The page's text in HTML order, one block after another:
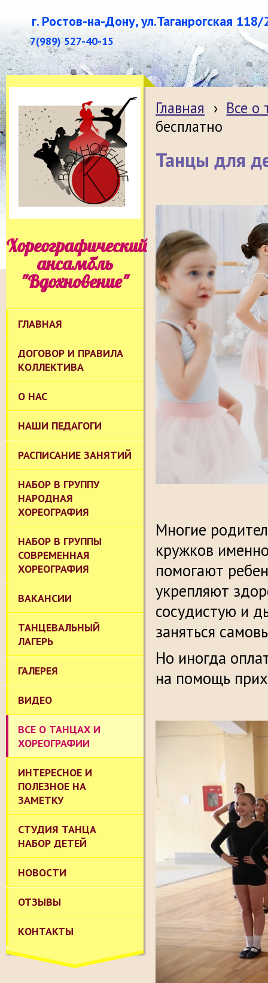
г. Ростов-на-Дону, ул.Таганрогская 118/
7(989) 527-40-15
Хореографический
ансамбль
"Вдохновение"
ГЛАВНАЯ
ДОГОВОР И ПРАВИЛА
КОЛЛЕКТИВА
О НАС
НАШИ ПЕДАГОГИ
РАСПИСАНИЕ ЗАНЯТИЙ
НАБОР В ГРУППУ
НАРОДНАЯ
ХОРЕОГРАФИЯ
НАБОР В ГРУППЫ
СОВРЕМЕННАЯ
ХОРЕОГРАФИЯ
ВАКАНСИИ
ТАНЦЕВАЛЬНЫЙ
ЛАГЕРЬ
ГАЛЕРЕЯ
ВИДЕО
ВСЕ О ТАНЦАХ И
ХОРЕОГРАФИИ
ИНТЕРЕСНОЕ И
ПОЛЕЗНОЕ НА
ЗАМЕТКУ
СТУДИЯ ТАНЦА
НАБОР ДЕТЕЙ
НОВОСТИ
ОТЗЫВЫ
КОНТАКТЫ
Главная › Все о
бесплатно
Танцы для
Многие
кружков
помогают
укрепляют
сосудистую и
заняться
Но иногда
на помощь